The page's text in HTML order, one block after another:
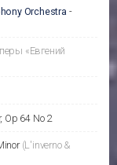
Orchestra -
«Евгений
Op 64 No 2
(L'inverno &